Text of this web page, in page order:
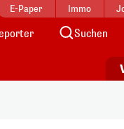
E-Paper Immo
Suchen